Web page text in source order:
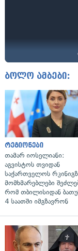
ბოლო ამბები:
რეგიონები
თამარ იოსელიანი:
აგვისტოს თვიდან
საქართველოს
მომხმარებლები
რომ თბილისიდან
4 საათში იმგზავრონ